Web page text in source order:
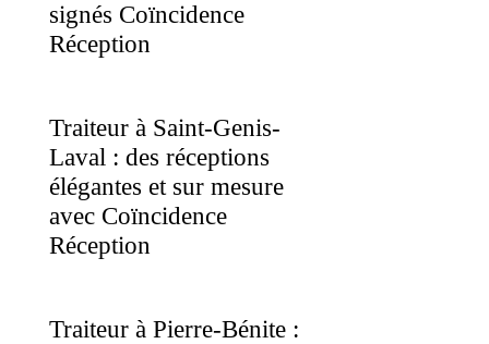
signés Coïncidence
Réception
Traiteur à Saint-Genis-
Laval : des réceptions
élégantes et sur mesure
avec Coïncidence
Réception
Traiteur à Pierre-Bénite :